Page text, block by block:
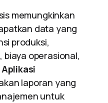
memungkinkan
data yang
produksi,
biaya operasional,
Aplikasi
laporan yang
untuk